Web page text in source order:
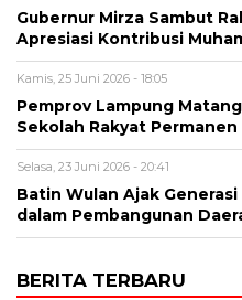
Gubernur Mirza Sambut
Apresiasi Kontribusi
Kamis, 25 Juni 2026 - 18:05
Pemprov Lampung
Sekolah Rakyat
Selasa, 23 Juni 2026 - 20:41
Batin Wulan Ajak
dalam Pembangunan
BERITA TERBARU